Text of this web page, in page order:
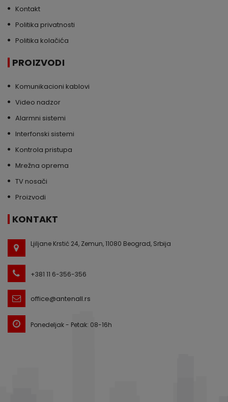
Kontakt
Politika privatnosti
Politika kolačića
PROIZVODI
Komunikacioni kablovi
Video nadzor
Alarmni sistemi
Interfonski sistemi
Kontrola pristupa
Mrežna oprema
TV nosači
Proizvodi
KONTAKT
Ljiljane Krstić 24, Zemun, 11080 Beograd, Srbija
+381 11 6-356-356
office@antenall.rs
Ponedeljak - Petak: 08-16h